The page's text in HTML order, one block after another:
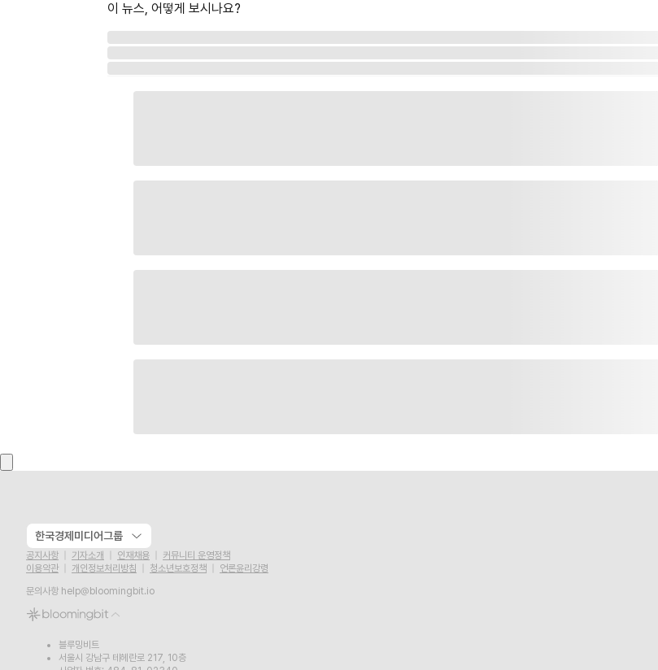
이 뉴스, 어떻게 보시나요?
한국경제미디어그룹
공지사항 기자소개 인재채용
커뮤니티 운영정책
이용약관
개인정보처리방침 청소년보호정책
언론윤리강령
문의사항 help@bloomingbit.io
블루밍비트
서울시 강남구 테헤란로 217, 10층